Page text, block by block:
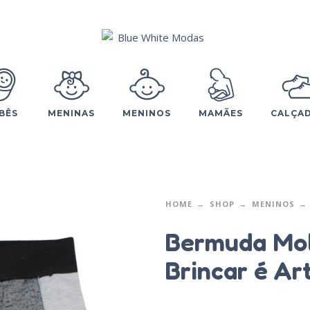
MENINAS MENINOS MAMÃES
HOME SHOP MENINOS
Bermuda
Brincar é